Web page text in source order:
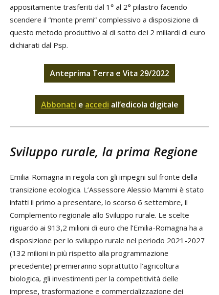
appositamente trasferiti dal 1° al 2° pilastro facendo
scendere il “monte premi” complessivo a disposizione di
questo metodo produttivo al di sotto dei 2 miliardi di euro
dichiarati dal Psp.
Anteprima Terra e Vita 29/2022
Abbonati e accedi all’edicola digitale
Sviluppo rurale, la prima Regione
Emilia-Romagna in regola con gli impegni sul fronte della
transizione ecologica. L’Assessore Alessio Mammi è stato
infatti il primo a presentare, lo scorso 6 settembre, il
Complemento regionale allo Sviluppo rurale. Le scelte
riguardo ai 913,2 milioni di euro che l’Emilia-Romagna ha a
disposizione per lo sviluppo rurale nel periodo 2021-2027
(132 milioni in più rispetto alla programmazione
precedente) premieranno soprattutto l’agricoltura
biologica, gli investimenti per la competitività delle
imprese, trasformazione e commercializzazione dei